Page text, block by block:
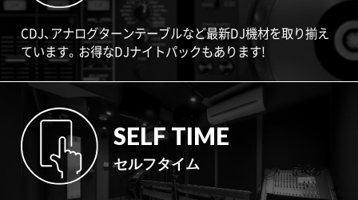
CDJ、アナログターンテーブルなど最新DJ機材を取り揃え
ています。お得なDJナイトパックもあります!
SELF TIME
セルフタイム